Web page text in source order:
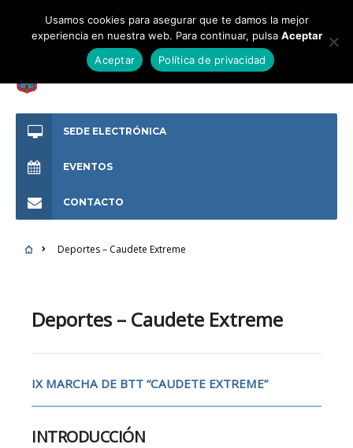
SEDE ELECTRÓNICA
EVENTOS
CONTACTO
Deportes – Caudete Extreme
Deportes – Caudete Extreme
IX MARCHA DE BTT “CAUDETE EXTREME”
INTRODUCCIÓN
Usamos cookies para asegurar que te damos la mejor
experiencia en nuestra web. Para continuar, pulsa Aceptar
Aceptar
Política de privacidad